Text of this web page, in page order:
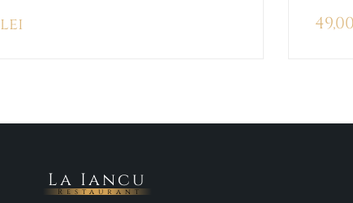
lei
La Iancu
Restaurant